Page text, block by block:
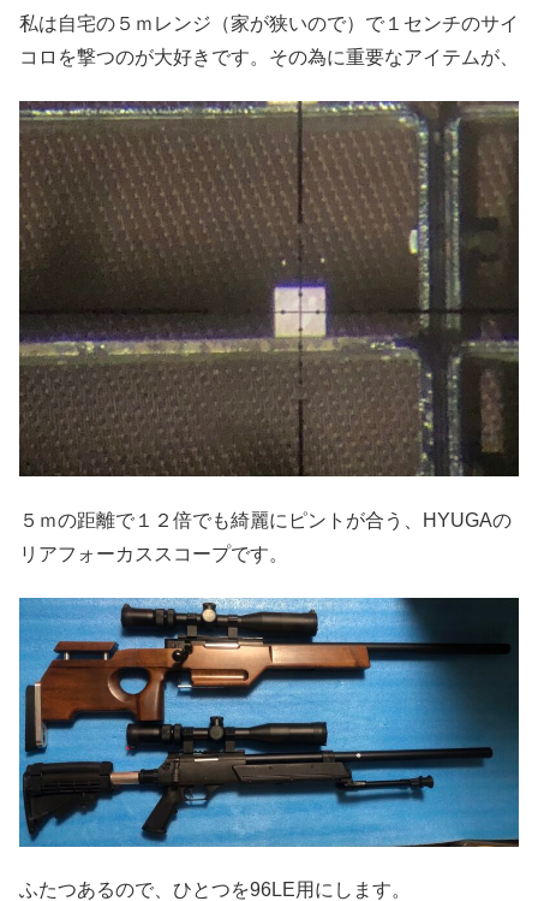
私は自宅の５ｍレンジ（家が狭いので）で１センチのサイ
コロを撃つのが大好きです。その為に重要なアイテムが、
５ｍの距離で１２倍でも綺麗にピントが合う、HYUGAの
リアフォーカススコープです。
ふたつあるので、ひとつを96LE用にします。